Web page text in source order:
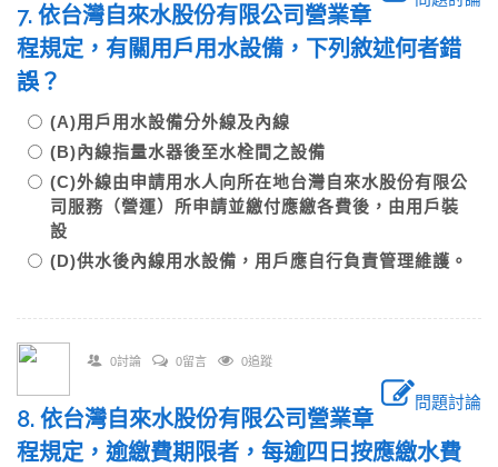
7. 依台灣自來水股份有限公司營業章
程規定，有關用戶用水設備，下列敘述何者錯
誤？
(A)用戶用水設備分外線及內線
(B)內線指量水器後至水栓間之設備
(C)外線由申請用水人向所在地台灣自來水股份有限公
司服務（營運）所申請並繳付應繳各費後，由用戶裝
設
(D)供水後內線用水設備，用戶應自行負責管理維護。
0討論 0留言 0追蹤
問題討論
8. 依台灣自來水股份有限公司營業章
程規定，逾繳費期限者，每逾四日按應繳水費